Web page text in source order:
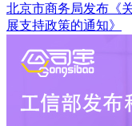
北京市商务局发布《
展支持政策的通知》